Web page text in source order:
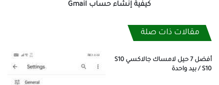
كيفية إنشاء حساب Gmail
مقالات ذات صلة
أفضل 7 حيل لامساك جالاكسي S10
/ S10 بيد واحدة